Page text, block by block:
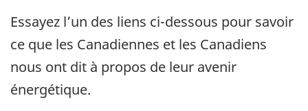
Essayez l’un des liens ci-dessous pour savoir
ce que les Canadiennes et les Canadiens
nous ont dit à propos de leur avenir
énergétique.